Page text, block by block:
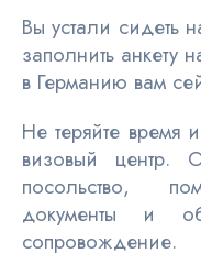
Вы устали сидеть
заполнить анкету
в Германию вам
Не теряйте
визовый центр.
посольство,
документы и
сопровождение.